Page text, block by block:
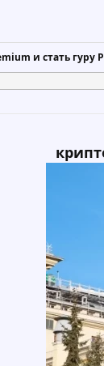
и стать гуру